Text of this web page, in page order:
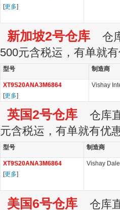
[更多]
新加坡2号仓库 仓
500元含税运，有单就
型号 制造商
XT9S20ANA3M6864
[更多]
Vishay
英国2号仓库 仓库
元含税运，有单就有优
型号 制造商
XT9S20ANA3M6864
[更多]
Vishay Dale
美国6号仓库 仓库